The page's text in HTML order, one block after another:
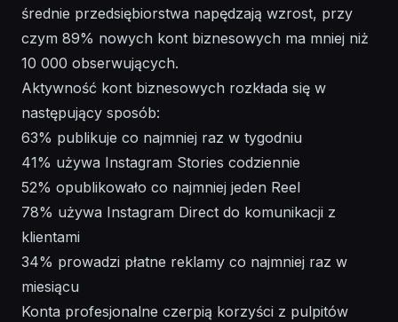
średnie przedsiębiorstwa napędzają wzrost, przy
czym 89% nowych kont biznesowych ma mniej niż
10 000 obserwujących.
Aktywność kont biznesowych rozkłada się w
następujący sposób:
63% publikuje co najmniej raz w tygodniu
41% używa Instagram Stories codziennie
52% opublikowało co najmniej jeden Reel
78% używa Instagram Direct do komunikacji z
klientami
34% prowadzi płatne reklamy co najmniej raz w
miesiącu
Konta profesjonalne czerpią korzyści z pulpitów